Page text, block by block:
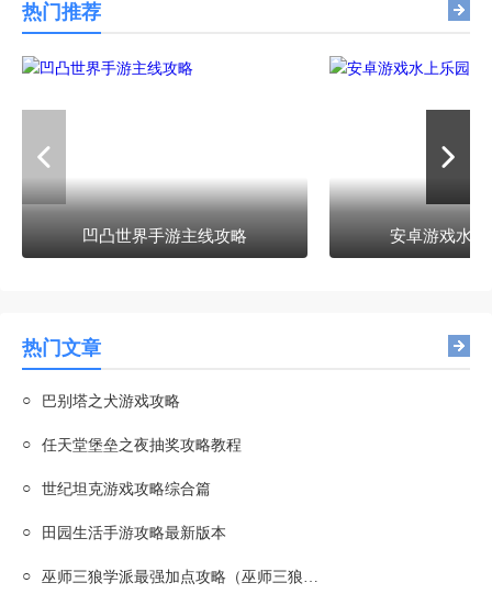
热门推荐
凹凸世界手游主线攻略 安卓游戏水
热门文章
○ 巴别塔之犬游戏攻略
○ 任天堂堡垒之夜抽奖攻略教程
○ 世纪坦克游戏攻略综合篇
○ 田园生活手游攻略最新版本
○ 巫师三狼学派最强加点攻略（巫师三狼学派加点图）